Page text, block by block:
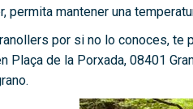
permita mantener una
por si no lo conoces, te
Plaça de la Porxada, 08401